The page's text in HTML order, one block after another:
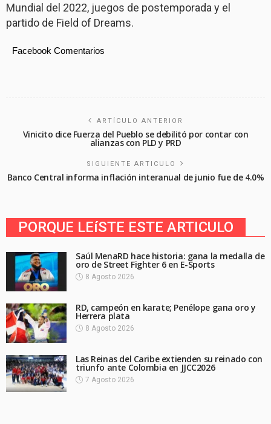
Mundial del 2022, juegos de postemporada y el
partido de Field of Dreams.
Facebook Comentarios
ARTÍCULO ANTERIOR
Vinicito dice Fuerza del Pueblo se debilitó por contar con
alianzas con PLD y PRD
SIGUIENTE ARTICULO
Banco Central informa inflación interanual de junio fue de 4.0%
PORQUE LEíSTE ESTE ARTICULO
Saúl MenaRD hace historia: gana la medalla de
oro de Street Fighter 6 en E-Sports
8 Agosto 2026
RD, campeón en karate; Penélope gana oro y
Herrera plata
8 Agosto 2026
Las Reinas del Caribe extienden su reinado con
triunfo ante Colombia en JJCC2026
7 Agosto 2026